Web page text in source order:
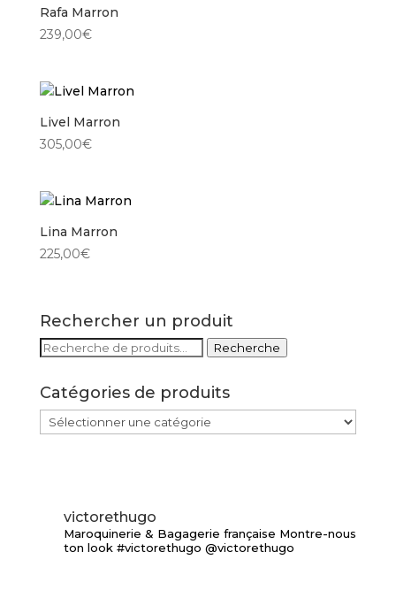
Rafa Marron
239,00€
Livel Marron
305,00€
Lina Marron
225,00€
Rechercher un produit
Recherche
Recherche
Catégories de produits
victorethugo
Maroquinerie & Bagagerie française Montre-nous
ton look #victorethugo @victorethugo